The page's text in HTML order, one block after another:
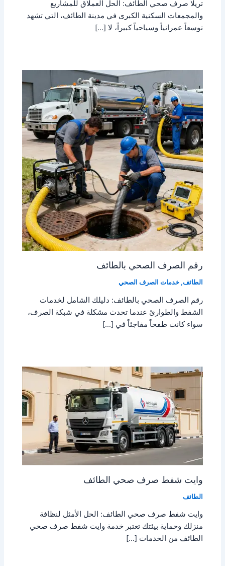
تريلا صرف صحي الطائف: الحل العملاق للمشاريع
والمجمعات السكنية الكبرى في مدينة الطائف، التي تشهد
توسعاً عمرانياً وسياحياً كبيراً، لا […]
رقم الصرف الصحي بالطائف
الطائف,خدمات الصرف الصحي
رقم الصرف الصحي بالطائف: دليلك الشامل لخدمات
الشفط والطوارئ عندما تحدث مشكلة في شبكة الصرف،
سواء كانت طفحاً مفاجئاً في […]
وايت شفط صرف صحي الطائف
الطائف
وايت شفط صرف صحي الطائف: الحل الأمثل لنظافة
منزلك وحماية بيئتك تعتبر خدمة وايت شفط صرف صحي
الطائف من الخدمات […]